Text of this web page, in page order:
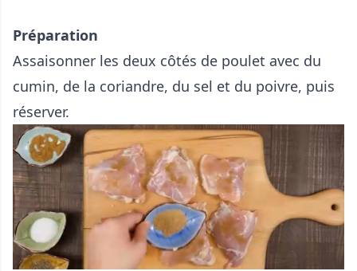
Préparation
Assaisonner les deux côtés de poulet avec du
cumin, de la coriandre, du sel et du poivre, puis
réserver.